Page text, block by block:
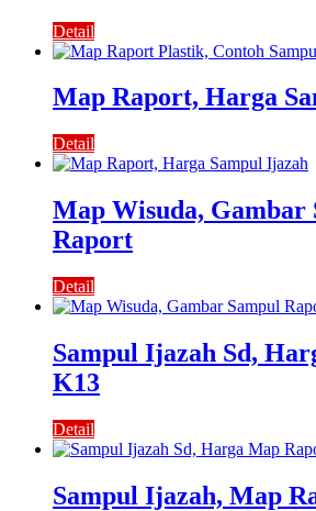
Detail
Map Raport, Harga
Detail
Map Wisuda, Gambar
Raport
Detail
Sampul Ijazah Sd,
K13
Detail
Sampul Ijazah, Map